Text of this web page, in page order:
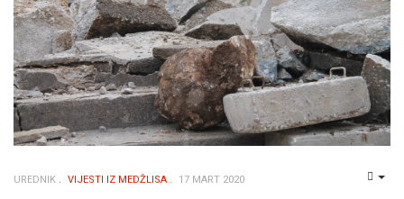
UREDNIK VIJESTI IZ MEDŽLISA 17 MART 2020